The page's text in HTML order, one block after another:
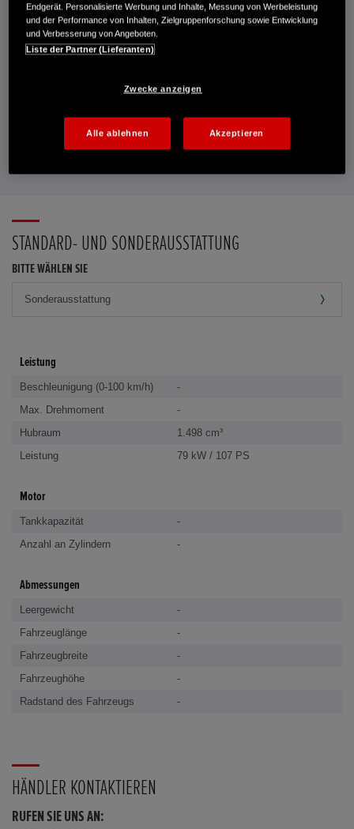
Dealer Website anzeigen
Händler kontaktieren
FAVORITEN
STANDARD- UND SONDERAUSSTATTUNG
BITTE WÄHLEN SIE
Leistung
Beschleunigung (0-100 km/h)
-
Max. Drehmoment
-
Hubraum
1.498 cm³
Leistung
79 kW / 107 PS
Motor
Tankkapazität
-
Anzahl an Zylindern
-
Abmessungen
Leergewicht
-
Fahrzeuglänge
-
Fahrzeugbreite
-
Fahrzeughöhe
-
Radstand des Fahrzeugs
-
HÄNDLER KONTAKTIEREN
RUFEN SIE UNS AN:
Endgerät. Personalisierte Werbung und Inhalte, Messung von Werbeleistung
und der Performance von Inhalten, Zielgruppenforschung sowie Entwicklung
und Verbesserung von Angeboten.
Liste der Partner (Lieferanten)
Zwecke anzeigen
Alle ablehnen Akzeptieren